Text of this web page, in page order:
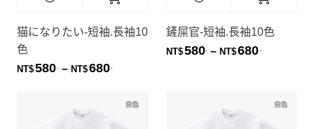
猫になりたい-短袖.長袖10
色
NT$580 – NT$680價格範圍：NT$580. 到 NT$680.
鏟屎官-短袖.長袖10色
NT$580 – NT$680